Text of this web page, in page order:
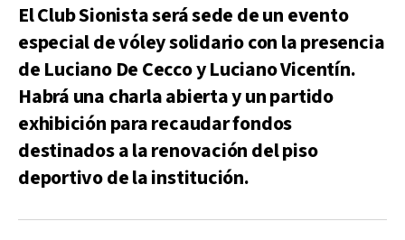
El Club Sionista será sede de un evento
especial de vóley solidario con la presencia
de Luciano De Cecco y Luciano Vicentín.
Habrá una charla abierta y un partido
exhibición para recaudar fondos
destinados a la renovación del piso
deportivo de la institución.